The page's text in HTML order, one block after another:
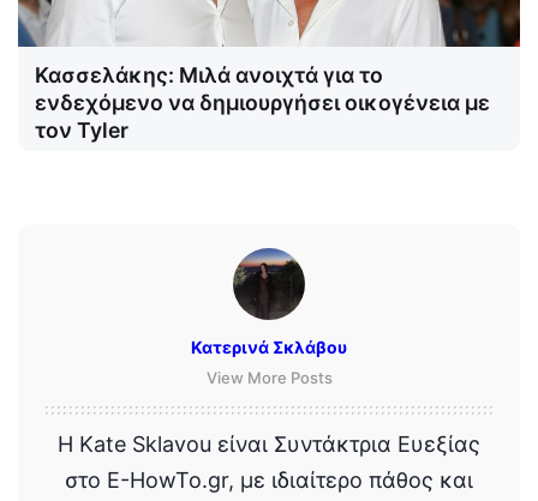
Κασσελάκης: Μιλά ανοιχτά για το
ενδεχόμενο να δημιουργήσει οικογένεια με
τον Tyler
Κατερινά Σκλάβου
View More Posts
Η Kate Sklavou είναι Συντάκτρια Ευεξίας
στο E-HowTo.gr, με ιδιαίτερο πάθος και